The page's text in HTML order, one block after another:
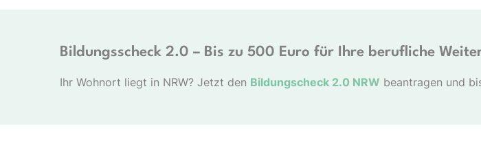
Bildungsscheck 2.0 – Bis zu 500 Euro für Ihre berufliche
Ihr Wohnort liegt in NRW? Jetzt den Bildungscheck 2.0 NRW beantragen und